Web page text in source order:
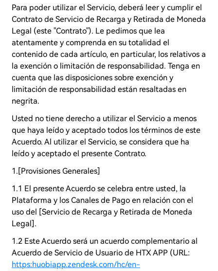
Para poder utilizar el Servicio, deberá leer y cumplir el
Contrato de Servicio de Recarga y Retirada de Moneda
Legal (este "Contrato"). Le pedimos que lea
atentamente y comprenda en su totalidad el
contenido de cada artículo, en particular, los relativos a
la exención o limitación de responsabilidad. Tenga en
cuenta que las disposiciones sobre exención y
limitación de responsabilidad están resaltadas en
negrita.
Usted no tiene derecho a utilizar el Servicio a menos
que haya leído y aceptado todos los términos de este
Acuerdo. Al utilizar el Servicio, se considera que ha
leído y aceptado el presente Contrato.
1.[Provisiones Generales]
1.1 El presente Acuerdo se celebra entre usted, la
Plataforma y los Canales de Pago en relación con el
uso del [Servicio de Recarga y Retirada de Moneda
Legal].
1.2 Este Acuerdo será un acuerdo complementario al
Acuerdo de Servicio de Usuario de HTX APP (URL:
https:huobiapp.zendesk.com/hc/en-